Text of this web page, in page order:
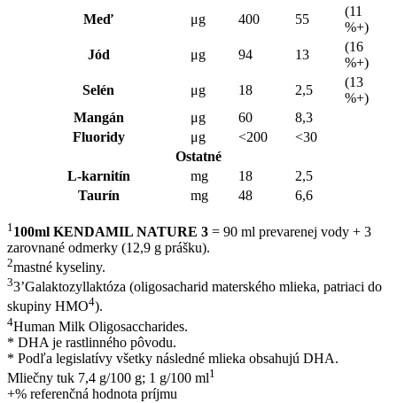
Meď
μg 400 55
(11
%+)
Jód
μg 94 13
(16
%+)
Selén
μg 18 2,5
(13
%+)
Mangán
μg 60
8,3
Fluoridy
μg <200
<30
Ostatné
L-karnitín
mg 18
2,5
Taurín
mg 48 6,6
1 100ml KENDAMIL NATURE 3 = 90 ml prevarenej vody + 3
zarovnané odmerky (12,9 g prášku).
2mastné kyseliny.
33’Galaktozyllaktóza (oligosacharid materského mlieka, patriaci do
skupiny HMO4).
4Human Milk Oligosaccharides.
* DHA je rastlinného pôvodu.
* Podľa legislatívy všetky následné mlieka obsahujú DHA.
Mliečny tuk 7,4 g/100 g; 1 g/100 ml1
+% referenčná hodnota príjmu